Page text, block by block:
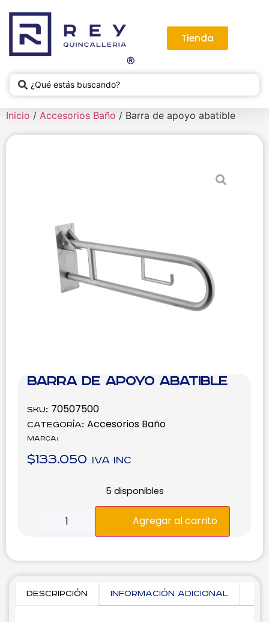
Tienda
Inicio / Accesorios Baño / Barra de apoyo abatible
Barra de apoyo abatible
SKU: 70507500
Categoría: Accesorios Baño
Marca:
$133.050 IVA inc
5 disponibles
Agregar al carrito
Descripción Información adicional